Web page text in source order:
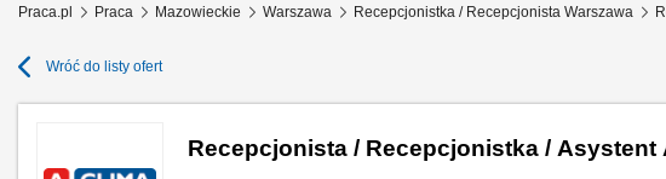
Praca.pl Praca Mazowieckie Warszawa Recepcjonistka / Recepcjonista Warszawa
Wróć do listy ofert
Recepcjonista / Recepcjonistka /